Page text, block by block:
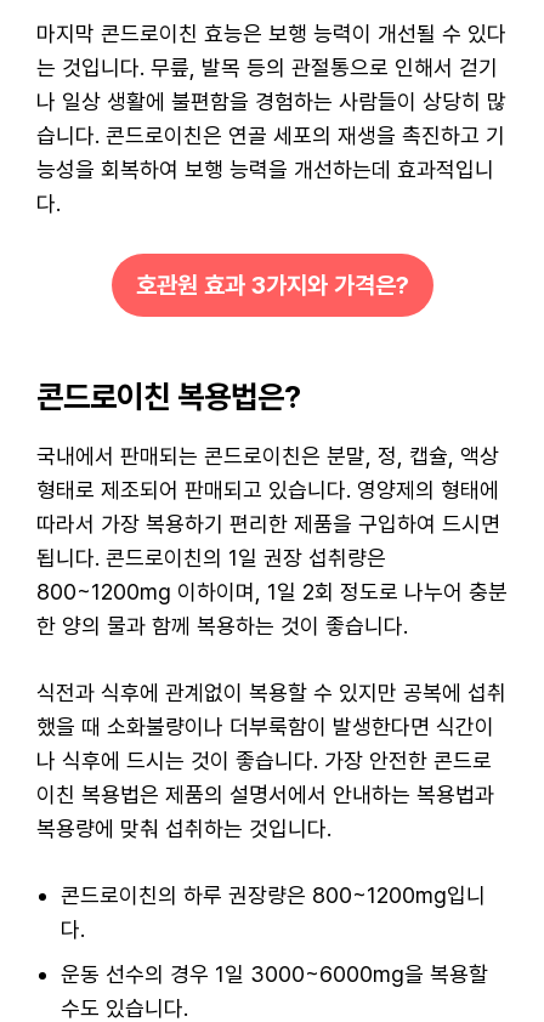
마지막 콘드로이친 효능은 보행 능력이 개선될 수 있다
는 것입니다. 무릎, 발목 등의 관절통으로 인해서 걷기
나 일상 생활에 불편함을 경험하는 사람들이 상당히 많
습니다. 콘드로이친은 연골 세포의 재생을 촉진하고 기
능성을 회복하여 보행 능력을 개선하는데 효과적입니
다.
호관원 효과 3가지와 가격은?
콘드로이친 복용법은?
국내에서 판매되는 콘드로이친은 분말, 정, 캡슐, 액상
형태로 제조되어 판매되고 있습니다. 영양제의 형태에
따라서 가장 복용하기 편리한 제품을 구입하여 드시면
됩니다. 콘드로이친의 1일 권장 섭취량은
800~1200mg 이하이며, 1일 2회 정도로 나누어 충분
한 양의 물과 함께 복용하는 것이 좋습니다.
식전과 식후에 관계없이 복용할 수 있지만 공복에 섭취
했을 때 소화불량이나 더부룩함이 발생한다면 식간이
나 식후에 드시는 것이 좋습니다. 가장 안전한 콘드로
이친 복용법은 제품의 설명서에서 안내하는 복용법과
복용량에 맞춰 섭취하는 것입니다.
콘드로이친의 하루 권장량은 800~1200mg입니
다.
운동 선수의 경우 1일 3000~6000mg을 복용할
수도 있습니다.